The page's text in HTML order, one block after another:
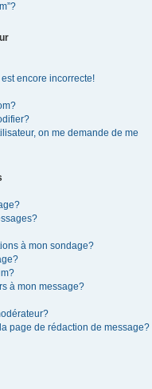
encore incorrecte!
on me demande de me
à mon sondage?
à mon message?
page de rédaction de message?